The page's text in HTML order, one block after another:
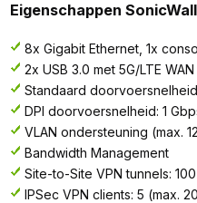
Eigenschappen
8x Gigabit Ethernet, 1x
2x USB 3.0 met 5G/LTE
Standaard
DPI doorvoersnelheid: 1
VLAN ondersteuning (max.
Bandwidth Management
Site-to-Site VPN tunnels: 100
IPSec VPN clients: 5 (max.